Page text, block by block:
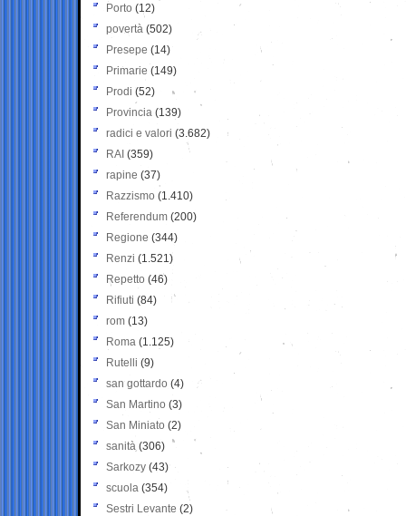
Porto (12)
povertà (502)
Presepe (14)
Primarie (149)
Prodi (52)
Provincia (139)
radici e valori (3.682)
RAI (359)
rapine (37)
Razzismo (1.410)
Referendum (200)
Regione (344)
Renzi (1.521)
Repetto (46)
Rifiuti (84)
rom (13)
Roma (1.125)
Rutelli (9)
san gottardo (4)
San Martino (3)
San Miniato (2)
sanità (306)
Sarkozy (43)
scuola (354)
Sestri Levante (2)